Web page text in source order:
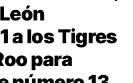
a los Tigres
para